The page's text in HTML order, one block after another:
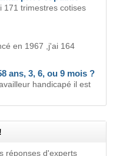
171 trimestres cotises
en 1967 ,j'ai 164
ans, 3, 6, ou 9 mois ?
handicapé il est
réponses d'experts